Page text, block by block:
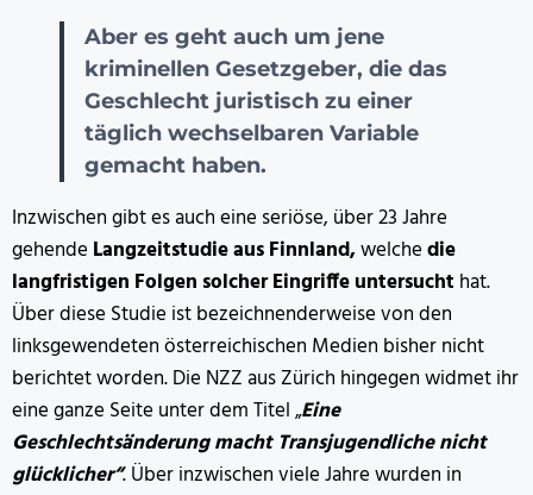
Aber es geht auch um jene
kriminellen Gesetzgeber, die das
Geschlecht juristisch zu einer
täglich wechselbaren Variable
gemacht haben.
Inzwischen gibt es auch eine seriöse, über 23 Jahre
gehende Langzeitstudie aus Finnland,welchedie
langfristigen Folgen solcher Eingriffe untersucht hat.
Über diese Studie ist bezeichnenderweise von den
linksgewendeten österreichischen Medien bisher nicht
berichtet worden. Die NZZ aus Zürich hingegen widmet ihr
eine ganze Seite unter dem Titel „Eine
Geschlechtsänderung macht Transjugendliche nicht
glücklicher“. Über inzwischen viele Jahre wurden in